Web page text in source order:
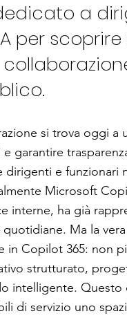
a
per
si trova oggi a
garantire
e funzionari
Microsoft
interne, ha già
Ma la
in Copilot 365: non
strutturato,
intelligente.
di servizio uno